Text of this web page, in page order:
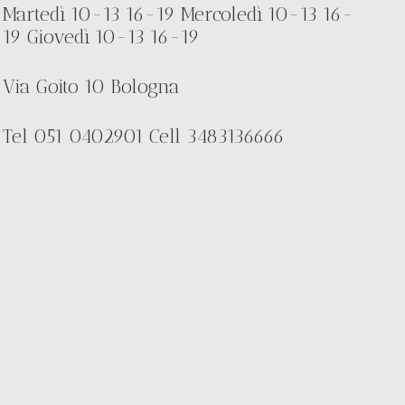
Martedì 10-13 16-19 Mercoledì 10-13 16-
19 Giovedì 10-13 16-19
Via Goito 10 Bologna
Tel 051 0402901 Cell 3483136666